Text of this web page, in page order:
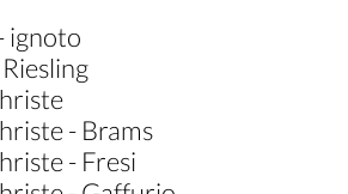
ignoto
- Brams
- Fresi